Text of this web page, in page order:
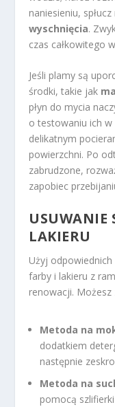
naniesieniu,
wyschnięcia.
czas całkowitego
Jeśli plamy są
środki, takie jak
płyn do mycia
o testowaniu ich w
delikatnym
powierzchni. Po
zabrudzone,
zapobiec
USUWANIE
LAKIERU
Użyj odpowiednich
farby i lakieru z
renowacji.
Metoda na
dodatkiem
następnie
Metoda na
pomocą